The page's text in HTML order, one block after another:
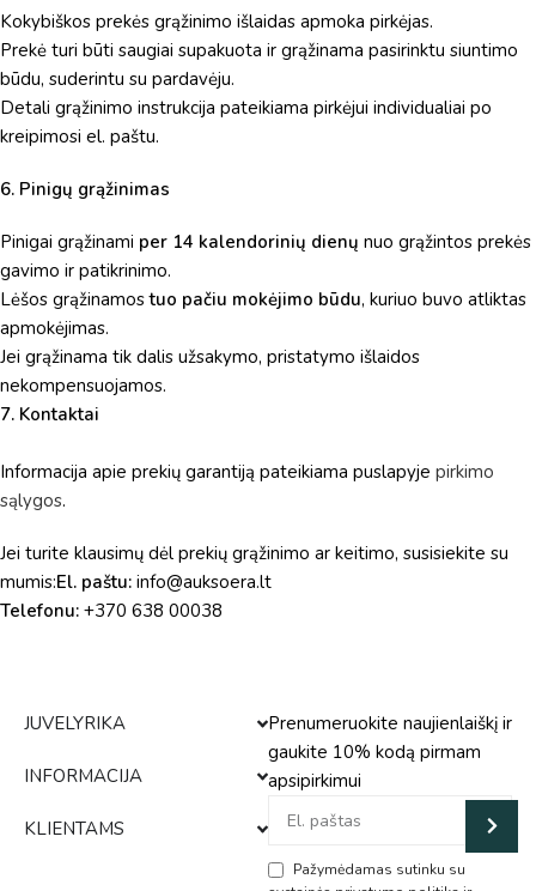
Kokybiškos prekės grąžinimo išlaidas apmoka pirkėjas.
Prekė turi būti saugiai supakuota ir grąžinama pasirinktu siuntimo
būdu, suderintu su pardavėju.
Detali grąžinimo instrukcija pateikiama pirkėjui individualiai po
kreipimosi el. paštu.
6. Pinigų grąžinimas
Pinigai grąžinami per 14 kalendorinių dienų nuo grąžintos prekės
gavimo ir patikrinimo.
Lėšos grąžinamostuo pačiu mokėjimo būdu, kuriuo buvo atliktas
apmokėjimas.
Jei grąžinama tik dalis užsakymo, pristatymo išlaidos
nekompensuojamos.
7. Kontaktai
Informacija apie prekių garantiją pateikiama puslapyje pirkimo
sąlygos.
Jei turite klausimų dėl prekių grąžinimo ar keitimo, susisiekite su
mumis:El. paštu: info@auksoera.lt
Telefonu: +370 638 00038
JUVELYRIKA
INFORMACIJA
KLIENTAMS
Prenumeruokite naujienlaiškį ir
gaukite 10% kodą pirmam
apsipirkimui
Pažymėdamas sutinku su